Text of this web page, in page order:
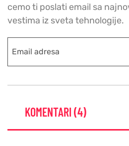
cemo ti poslati email sa
vestima iz sveta tehnologije.
KOMENTARI (4)